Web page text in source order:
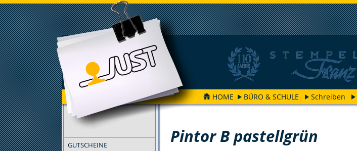
HOME BÜRO & SCHULE Schreiben
GUTSCHEINE
FILTER
Pintor B pastellgrün